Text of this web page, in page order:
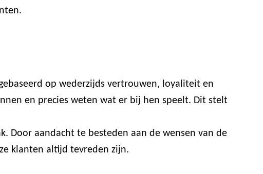
op wederzijds vertrouwen, loyaliteit en
en precies weten wat er bij hen speelt. Dit stelt
Door aandacht te besteden aan de wensen van de
klanten altijd tevreden zijn.